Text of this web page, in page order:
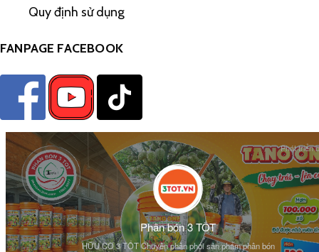
Quy định sử dụng
FANPAGE FACEBOOK